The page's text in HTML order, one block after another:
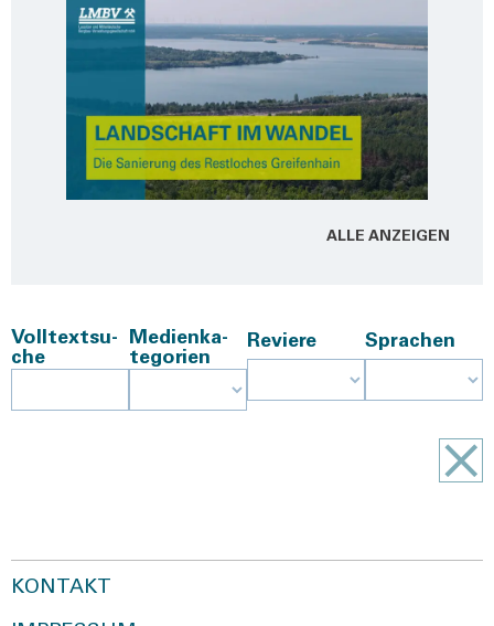
ALLE ANZEI­GEN
Voll­text­su­
che
Medi­en­ka­
te­go­rien
Revie­re Spra­chen
KONTAKT